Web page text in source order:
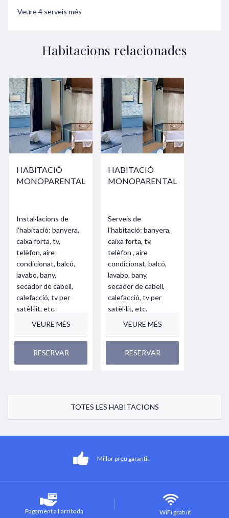
Veure 4 serveis més
Habitacions relacionades
HABITACIÓ
MONOPARENTAL
Instal·lacions de
l'habitació: banyera,
caixa forta, tv,
telèfon, aire
condicionat, balcó,
lavabo, bany,
secador de cabell,
calefacció, tv per
satèl·lit, etc.
VEURE MÉS
RESERVAR
HABITACIÓ
MONOPARENTAL
Serveis de
l'habitació: banyera,
caixa forta, tv,
telèfon , aire
condicionat, balcó,
lavabo, bany,
secador de cabell,
calefacció, tv per
satèl·lit, etc.
VEURE MÉS
RESERVAR
TOTES LES HABITACIONS
Millor preu garantit
Pagament a l'arribada WiFi gratuït